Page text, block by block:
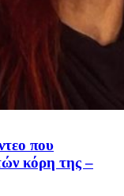
που
κόρη της –